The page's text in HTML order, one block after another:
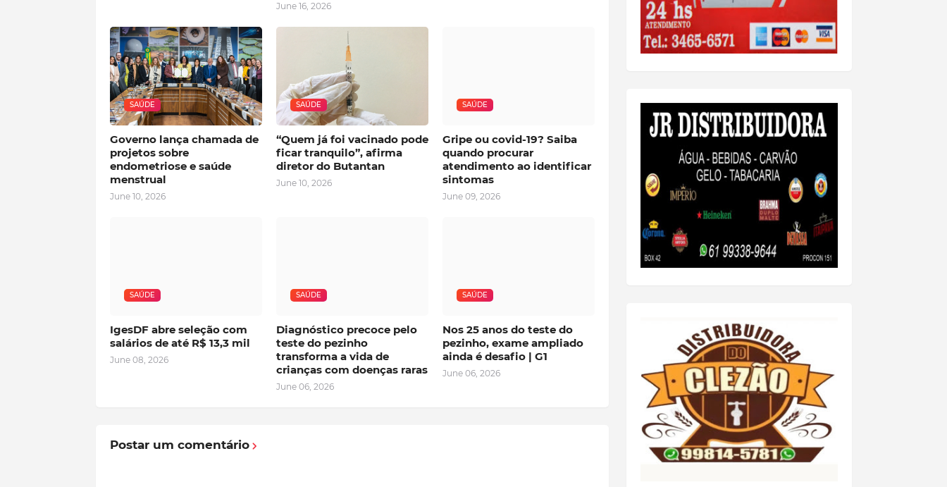
June 16, 2026
SAÚDE
Governo lança chamada de
projetos sobre
endometriose e saúde
menstrual
June 10, 2026
SAÚDE
“Quem já foi vacinado pode
ficar tranquilo”, afirma
diretor do Butantan
June 10, 2026
SAÚDE
Gripe ou covid-19? Saiba
quando procurar
atendimento ao identificar
sintomas
June 09, 2026
SAÚDE
IgesDF abre seleção com
salários de até R$ 13,3 mil
June 08, 2026
SAÚDE
Diagnóstico precoce pelo
teste do pezinho
transforma a vida de
crianças com doenças raras
June 06, 2026
SAÚDE
Nos 25 anos do teste do
pezinho, exame ampliado
ainda é desafio | G1
June 06, 2026
Postar um comentário